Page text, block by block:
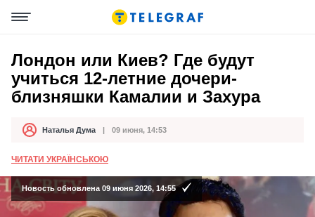
Лондон или Киев? Где будут
учиться 12-летние дочери-
близняшки Камалии и Захура
АвторНаталья Дума
Дата публикации 09 июня, 14:53
ЧИТАТИ УКРАЇНСЬКОЮ
Новость обновлена 09 июня 2026, 14:55